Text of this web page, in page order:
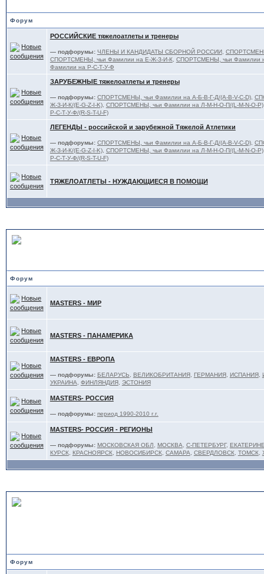
Форум
РОССИЙСКИЕ тяжелоатлеты и тренеры
— подфорумы: ЧЛЕНЫ И КАНДИДАТЫ СБОРНОЙ РОССИИ,
СПОРТСМЕНЫ, чьи Фамилии на Е-Ж-З-И-К, СПОРТСМЕНЫ, чьи Фамилии
Фамилии на Р-С-Т-У-Ф
ЗАРУБЕЖНЫЕ тяжелоатлеты и тренеры
— подфорумы: СПОРТСМЕНЫ, чьи Фамилии на А-Б-В-Г-Д/(A-B-V-C-D),
Ж-З-И-К/(E-G-Z-I-K), СПОРТСМЕНЫ, чьи Фамилии на Л-М-Н-О-П/(L-M-N-O-P)
Р-С-Т-У-Ф/(R-S-T-U-F)
ЛЕГЕНДЫ - российской и зарубежной Тяжелой Атлетики
— подфорумы: СПОРТСМЕНЫ, чьи Фамилии на А-Б-В-Г-Д/(A-B-V-C-D),
Ж-З-И-К/(E-G-Z-I-K), СПОРТСМЕНЫ, чьи Фамилии на Л-М-Н-О-П/(L-M-N-O-P)
Р-С-Т-У-Ф/(R-S-T-U-F)
ТЯЖЕЛОАТЛЕТЫ - НУЖДАЮЩИЕСЯ В ПОМОЩИ
Форум
MASTERS - МИР
MASTERS - ПАНАМЕРИКА
MASTERS - ЕВРОПА
— подфорумы: БЕЛАРУСЬ ВЕЛИКОБРИТАНИЯ, ГЕРМАНИЯ, ИСПАНИЯ,
УКРАИНА
ФИНЛЯНДИЯ, ЭСТОНИЯ
MASTERS- РОССИЯ
— подфорумы: период 1990-2010 г.г.
MASTERS- РОССИЯ - РЕГИОНЫ
— подфорумы: МОСКОВСКАЯ ОБЛ МОСКВА С-ПЕТЕРБУРГ,
КУРСК, КРАСНОЯРСК, НОВОСИБИРСК, САМАРА СВЕРДЛОВСК, ТОМСК,
Форум